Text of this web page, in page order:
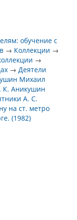
обучение с
→ Коллекции →
→
→ Деятели
Михаил
К. Аникушин
А. С.
на ст. метро
(1982)